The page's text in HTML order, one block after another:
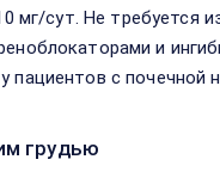
мг/сут. Не требуется
и
с почечной
грудью